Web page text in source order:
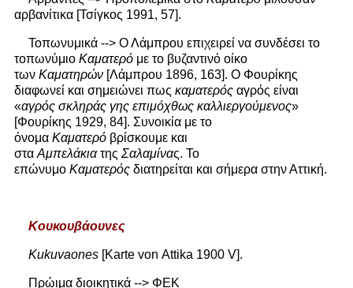
αρβανίτικα [Τσίγκος 1991, 57].
Τοπωνυμικά --> Ο Λάμπρου επιχειρεί να συνδέσει το
τοπωνύμιο Καματερόμε το βυζαντινό οίκο
των Καματηρών[Λάμπρου 1896, 163]. Ο Φουρίκης
διαφωνεί και σημειώνει πως καματερόςαγρός είναι
«αγρός σκληράς γης επιμόχθως καλλιεργούμενος»
[Φουρίκης 1929, 84]. Συνοικία με το
όνομα Καματερόβρίσκουμε και
στα Αμπελάκιατης Σαλαμίνας. Το
επώνυμο Καματερόςδιατηρείται και σήμερα στην Αττική.
Κουκουβάουνες
Kukuvaones [Karte von Attika 1900 V].
Πρώιμα διοικητικά --> ΦΕΚ